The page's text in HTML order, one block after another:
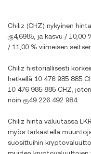
Chiliz (CHZ) nykyinen
ரூ4,6985 , ja kasvu / 10,00
/ 11,00 % viimeisen
Chiliz historiallisesti
hetkellä 10 476 985 885
10 476 985 885 CHZ ,
noin ரூ49 226 492 984.
Chiliz hinta valuutassa LKR
myös tarkastella
suosittuihin